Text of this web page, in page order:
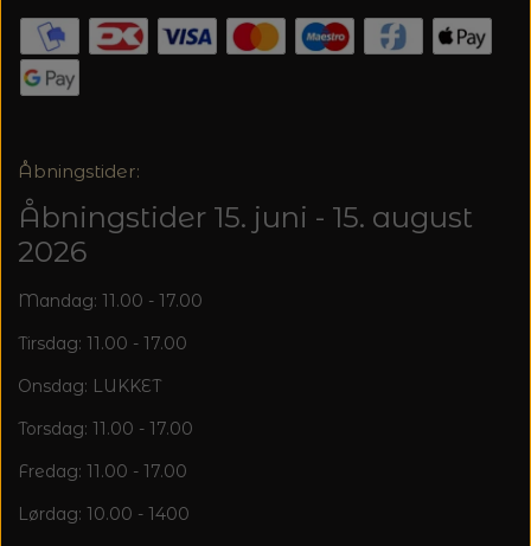
Åbningstider:
Åbningstider 15. juni - 15. august
2026
Mandag: 11.00 - 17.00
Tirsdag: 11.00 - 17.00
Onsdag: LUKKET
Torsdag: 11.00 - 17.00
Fredag: 11.00 - 17.00
Lørdag: 10.00 - 1400